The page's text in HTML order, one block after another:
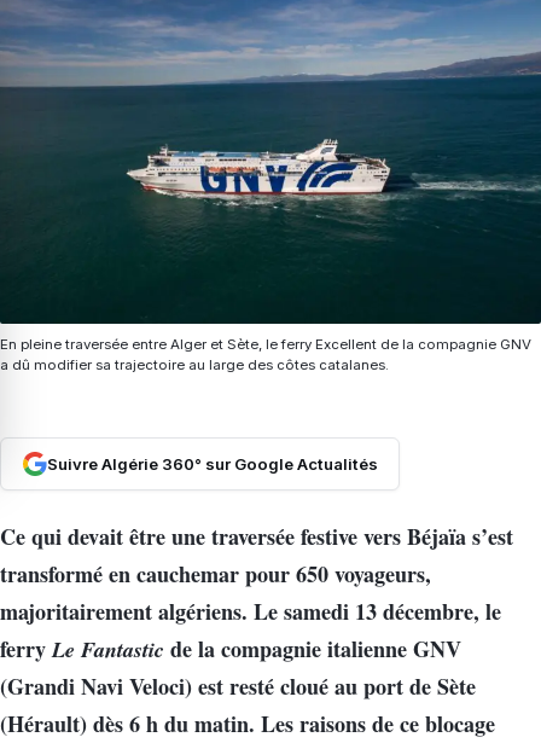
En pleine traversée entre Alger et Sète, le ferry Excellent de la compagnie GNV
a dû modifier sa trajectoire au large des côtes catalanes.
Suivre Algérie 360° sur Google Actualités
Ce qui devait être une traversée festive vers Béjaïa s’est
transformé en cauchemar pour 650 voyageurs,
majoritairement algériens. Le samedi 13 décembre, le
ferryLe Fantastic de la compagnie italienne GNV
(Grandi Navi Veloci) est resté cloué au port de Sète
(Hérault) dès 6 h du matin. Les raisons de ce blocage